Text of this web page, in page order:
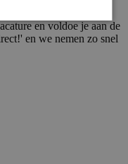
en voldoe je aan de
en we nemen zo snel